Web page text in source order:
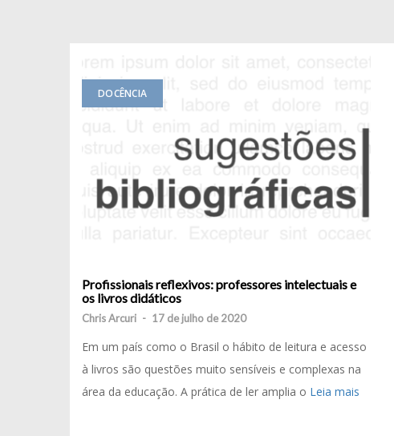
DOCÊNCIA
Profissionais reflexivos: professores intelectuais e
os livros didáticos
Chris Arcuri - 17 de julho de 2020
Em um país como o Brasil o hábito de leitura e acesso
à livros são questões muito sensíveis e complexas na
área da educação. A prática de ler amplia o Leia mais